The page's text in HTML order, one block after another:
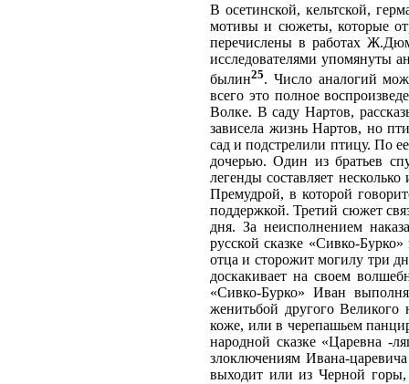
В осетинской, кельтской,
мотивы и сюжеты, которые
перечислены в работах
исследователями упомянуты
былин25. Число аналогий
всего это полное
Волке. В саду Нартов,
зависела жизнь Нартов, но
сад и подстрелили птицу. По
дочерью. Один из братьев
легенды составляет
Премудрой, в которой
поддержкой. Третий сюжет
дня. За неисполнением
русской сказке «Сивко-
отца и сторожит могилу три
доскакивает на своем
«Сивко-Бурко» Иван
женитьбой другого Великого
коже, или в черепашьем
народной сказке «Царевна -
злоключениям Ивана-
выходит или из Черной горы,